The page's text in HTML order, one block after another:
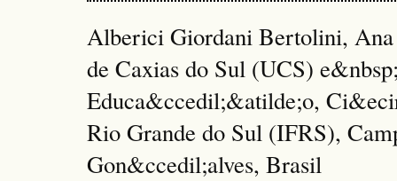
Alberici Giordani Bertolini,
de Caxias do Sul (UCS)
Educa&ccedil;&atilde;o,
Rio Grande do Sul (IFRS),
Gon&ccedil;alves, Brasil